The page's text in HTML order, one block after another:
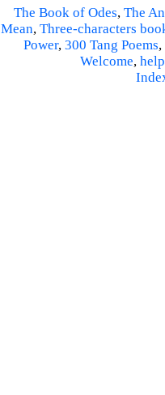
The Book of Odes, The
Mean, Three-characters
Power, 300 Tang Poems,
Welcome, help